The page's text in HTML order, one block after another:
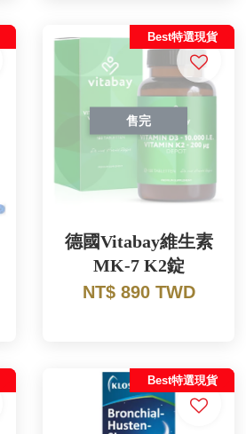
售完
Best特選現貨
德國Vitabay維生素
MK-7 K2錠
NT$ 890 TWD
Best特選現貨